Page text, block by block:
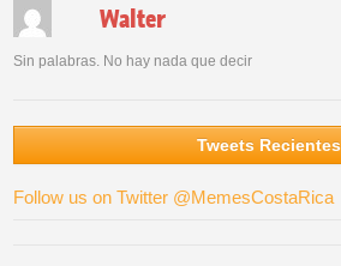
Walter
Sin palabras. No hay nada que decir
Tweets Recientes
Follow us on Twitter @MemesCostaRica